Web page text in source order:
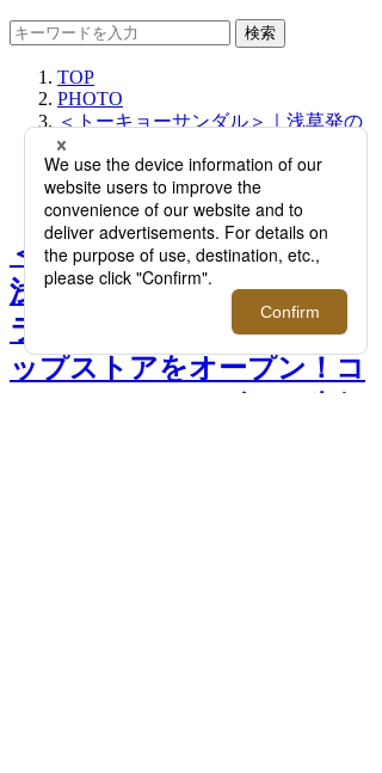
検索
TOP
PHOTO
＜トーキョーサンダル＞｜浅草発の
レザーサンダルブランドが期間限定
ポップアップストアをオープン！コ
ードバンのサンダルを先行販売。
＜トーキョーサンダル＞｜
浅草発のレザーサンダルブ
ランドが期間限定ポップア
ップストアをオープン！コ